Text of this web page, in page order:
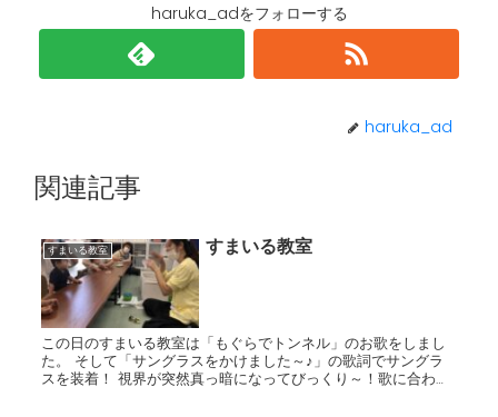
haruka_adをフォローする
haruka_ad
関連記事
すまいる教室 すまいる教室
この日のすまいる教室は「もぐらでトンネル」のお歌をしまし
た。 そして「サングラスをかけました～♪」の歌詞でサングラ
スを装着！ 視界が突然真っ暗になってびっくり～！歌に合わせ